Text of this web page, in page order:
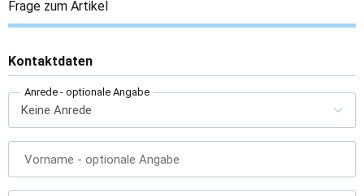
Frage zum Artikel
Kontaktdaten
Anrede - optionale Angabe
Vorname - optionale Angabe